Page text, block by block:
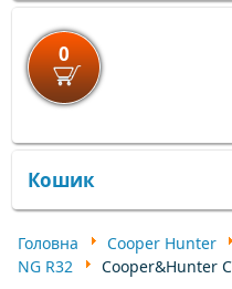
0
×
×
Кошик
Головна Cooper Hunter
NG R32
Cooper&Hunter